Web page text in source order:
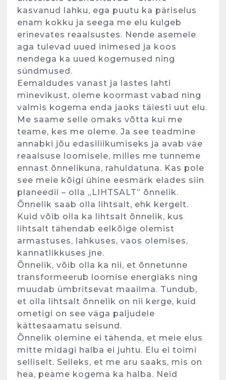
kasvanud lahku, ega puutu ka päriselus
enam kokku ja seega me elu kulgeb
erinevates reaalsustes. Nende asemele
aga tulevad uued inimesed ja koos
nendega ka uued kogemused ning
sündmused.
Eemaldudes vanast ja lastes lahti
minevikust, oleme koormast vabad ning
valmis kogema enda jaoks täiesti uut elu.
Me saame selle omaks võtta kui me
teame, kes me oleme. Ja see teadmine
annabki jõu edasiliikumiseks ja avab väe
reaalsuse loomisele, milles me tunneme
ennast õnnelikuna, rahuldatuna. Kas pole
see meie kõigi ühine eesmärk elades siin
planeedil – olla „LIHTSALT” õnnelik.
Õnnelik saab olla lihtsalt, ehk kergelt.
Kuid võib olla ka lihtsalt õnnelik, kus
lihtsalt tähendab eelkõige olemist
armastuses, lahkuses, vaos olemises,
kannatlikkuses jne.
Õnnelik, võib olla ka nii, et õnnetunne
transformeerub loomise energiaks ning
muudab ümbritsevat maailma. Tundub,
et olla lihtsalt õnnelik on nii kerge, kuid
ometigi on see väga paljudele
kättesaamatu seisund.
Õnnelik olemine ei tähenda, et meie elus
mitte midagi halba ei juhtu. Elu ei toimi
selliselt. Selleks, et me aru saaks, mis on
hea, peame kogema ka halba. Neid